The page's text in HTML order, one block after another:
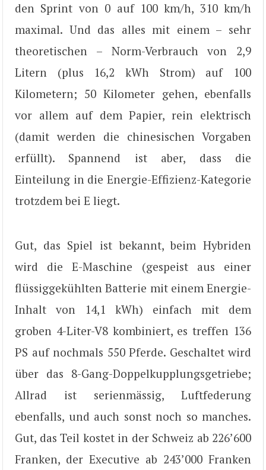
den Sprint von 0 auf 100 km/h, 310 km/h
maximal. Und das alles mit einem – sehr
theoretischen – Norm-Verbrauch von 2,9
Litern (plus 16,2 kWh Strom) auf 100
Kilometern; 50 Kilometer gehen, ebenfalls
vor allem auf dem Papier, rein elektrisch
(damit werden die chinesischen Vorgaben
erfüllt). Spannend ist aber, dass die
Einteilung in die Energie-Effizienz-Kategorie
trotzdem bei E liegt.
Gut, das Spiel ist bekannt, beim Hybriden
wird die E-Maschine (gespeist aus einer
flüssiggekühlten Batterie mit einem Energie-
Inhalt von 14,1 kWh) einfach mit dem
groben 4-Liter-V8 kombiniert, es treffen 136
PS auf nochmals 550 Pferde. Geschaltet wird
über das 8-Gang-Doppelkupplungsgetriebe;
Allrad ist serienmässig, Luftfederung
ebenfalls, und auch sonst noch so manches.
Gut, das Teil kostet in der Schweiz ab 226’600
Franken, der Executive ab 243’000 Franken